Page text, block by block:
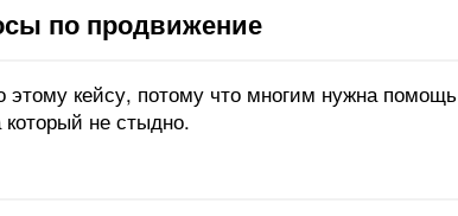
по продвижение
кейсу, потому что многим нужна помощь
не стыдно.